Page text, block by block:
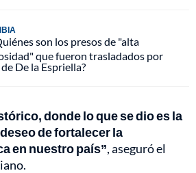
son los presos de "alta
que fueron trasladados por
De la Espriella?
donde lo que se dio es la
de fortalecer la
en nuestro país”, aseguró el